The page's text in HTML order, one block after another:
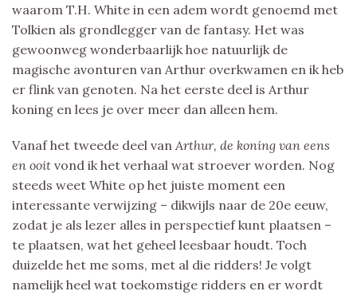
waarom T.H. White in een adem wordt genoemd met
Tolkien als grondlegger van de fantasy. Het was
gewoonweg wonderbaarlijk hoe natuurlijk de
magische avonturen van Arthur overkwamen en ik heb
er flink van genoten. Na het eerste deel is Arthur
koning en lees je over meer dan alleen hem.
Vanaf het tweede deel van Arthur, de koning van eens
en ooit vond ik het verhaal wat stroever worden. Nog
steeds weet White op het juiste moment een
interessante verwijzing – dikwijls naar de 20e eeuw,
zodat je als lezer alles in perspectief kunt plaatsen –
te plaatsen, wat het geheel leesbaar houdt. Toch
duizelde het me soms, met al die ridders! Je volgt
namelijk heel wat toekomstige ridders en er wordt